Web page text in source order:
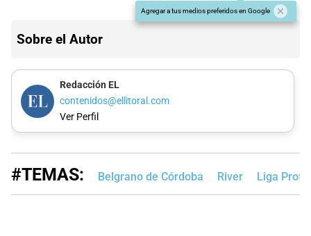
Agregar a tus medios preferidos en Google
Sobre el Autor
Redacción EL
contenidos@ellitoral.com
Ver Perfil
#TEMAS: Belgrano de Córdoba River Liga